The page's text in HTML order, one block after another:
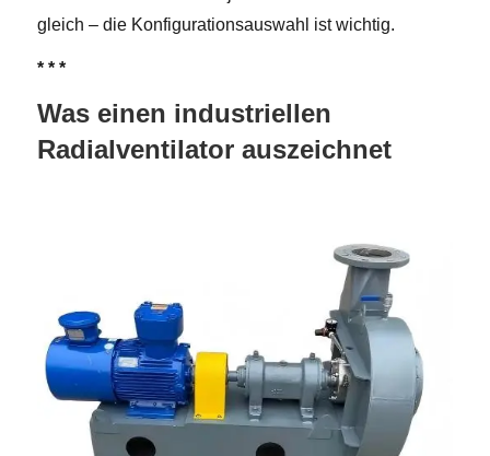
gleich – die Konfigurationsauswahl ist wichtig.
* * *
Was einen industriellen
Radialventilator auszeichnet